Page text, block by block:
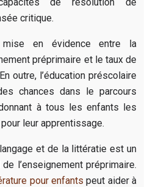
critique.
en évidence entre la
préprimaire et le taux de
outre, l’éducation préscolaire
chances dans le parcours
à tous les enfants les
leur apprentissage.
et de la littératie est un
l’enseignement préprimaire.
pour enfants peut aider à